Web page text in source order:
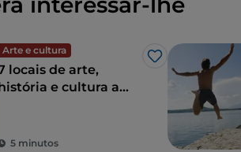
Arte e cultura
Gosto
locais de arte,
história e cultura a
5 minutos